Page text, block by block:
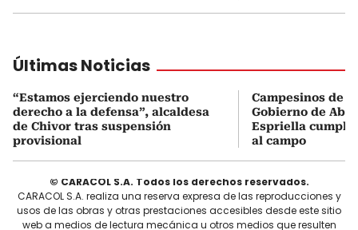
Últimas Noticias
“Estamos ejerciendo nuestro
derecho a la defensa”, alcaldesa
de Chivor tras suspensión
provisional
Campesinos de
Gobierno de
Espriella cumplir
al campo
© CARACOL S.A. Todos los derechos reservados.
CARACOL S.A. realiza una reserva expresa de las reproducciones y
usos de las obras y otras prestaciones accesibles desde este sitio
web a medios de lectura mecánica u otros medios que resulten